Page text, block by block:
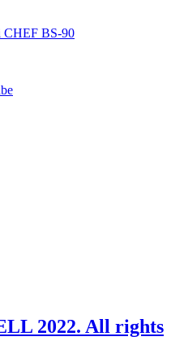
BS-90
2022. All rights